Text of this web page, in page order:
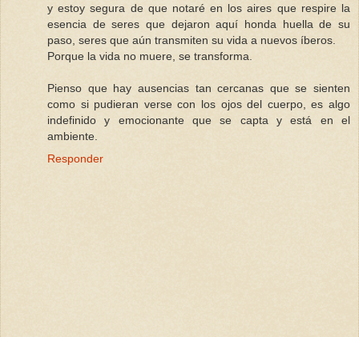
y estoy segura de que notaré en los aires que respire la
esencia de seres que dejaron aquí honda huella de su
paso, seres que aún transmiten su vida a nuevos íberos.
Porque la vida no muere, se transforma.
Pienso que hay ausencias tan cercanas que se sienten
como si pudieran verse con los ojos del cuerpo, es algo
indefinido y emocionante que se capta y está en el
ambiente.
Responder